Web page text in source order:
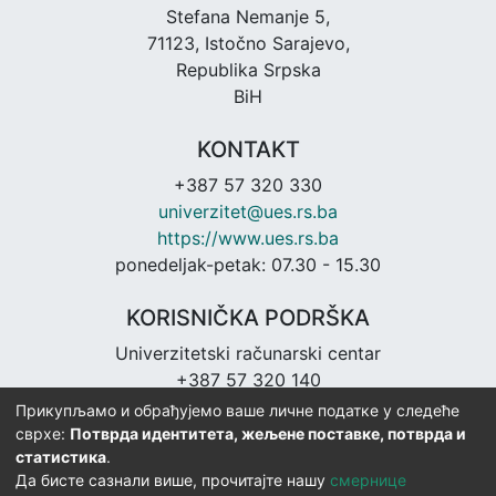
Stefana Nemanje 5,
71123, Istočno Sarajevo,
Republika Srpska
BiH
KONTAKT
+387 57 320 330
univerzitet@ues.rs.ba
https://www.ues.rs.ba
ponedeljak-petak: 07.30 - 15.30
KORISNIČKA PODRŠKA
Univerzitetski računarski centar
+387 57 320 140
urc@ues.rs.ba
https://urc.ues.rs.ba
Прикупљамо и обрађујемо ваше личне податке у следеће
сврхе: Потврда идентитета, жељене поставке, потврда и
статистика.
Да бисте сазнали више, прочитајте нашу смернице